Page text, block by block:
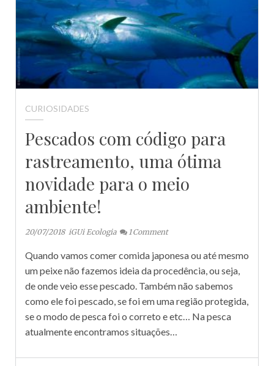
CURIOSIDADES
Pescados com código para
rastreamento, uma ótima
novidade para o meio
ambiente!
20/07/2018 iGUi Ecologia 1 Comment
Quando vamos comer comida japonesa ou até mesmo
um peixe não fazemos ideia da procedência, ou seja,
de onde veio esse pescado. Também não sabemos
como ele foi pescado, se foi em uma região protegida,
se o modo de pesca foi o correto e etc… Na pesca
atualmente encontramos situações…